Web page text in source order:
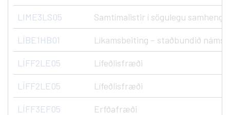
LIME3LS05 Samtímalistir í sögulegu samhengi
LÍBE1HB01 Líkamsbeiting – staðbundið
LÍFF2LE05 Lífeðlisfræði
LÍFF2LE05 Lífeðlisfræði
LÍFF3EF05 Erfðafræði